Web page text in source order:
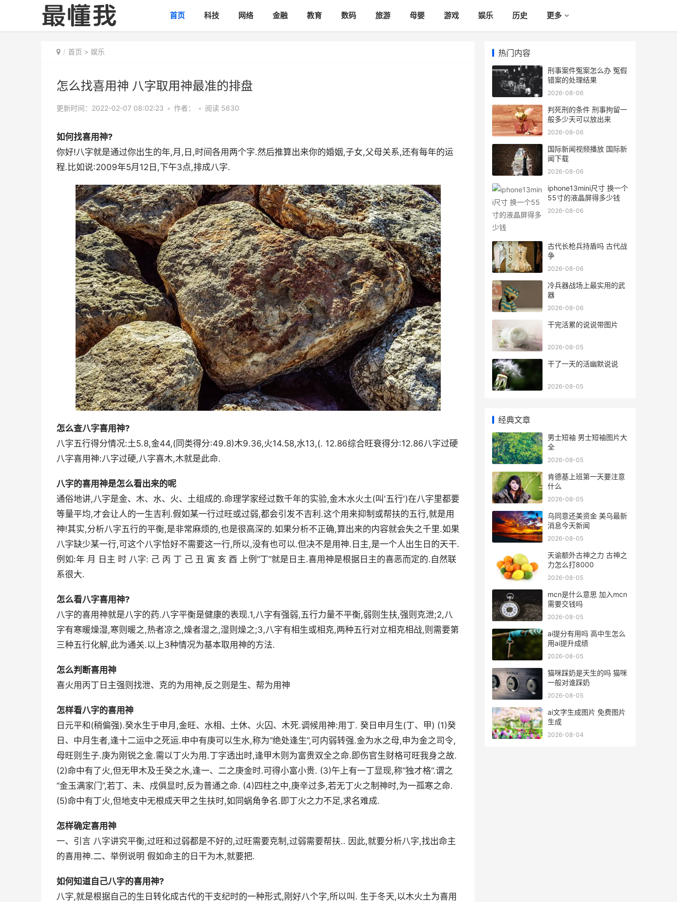
首页 科技 网络 金融 教育 数码 旅游 母婴 游戏 娱乐 历史 更多
首页 > 娱乐
怎么找喜用神 八字取用神最准的排盘
更新时间：2022-02-07 08:02:23 • 作者： • 阅读 5630
如何找喜用神?
你好!八字就是通过你出生的年,月,日,时间各用两个字.然后推算出来你的婚姻,子女,父母关系,还有每年的运
程.比如说:2009年5月12日,下午3点,排成八字.
怎么查八字喜用神?
八字五行得分情况:土5.8,金44,(同类得分:49.8)木9.36,火14.58,水13,(. 12.86综合旺衰得分:12.86八字过硬
八字喜用神:八字过硬,八字喜木,木就是此命.
八字的喜用神是怎么看出来的呢
通俗地讲,八字是金、木、水、火、土组成的.命理学家经过数千年的实验,金木水火土(叫'五行')在八字里都要
等量平均,才会让人的一生吉利.假如某一行过旺或过弱,都会引发不吉利.这个用来抑制或帮扶的五行,就是用
神!其实,分析八字五行的平衡,是非常麻烦的,也是很高深的.如果分析不正确,算出来的内容就会失之千里.如果
八字缺少某一行,可这个八字恰好不需要这一行,所以,没有也可以.但决不是用神.日主,是一个人出生日的天干.
例如:年 月 日主 时 八字: 己 丙 丁 己 丑 寅 亥 酉 上例“丁”就是日主.喜用神是根据日主的喜恶而定的.自然联
系很大.
怎么看八字喜用神?
八字的喜用神就是八字的药.八字平衡是健康的表现.1,八字有强弱,五行力量不平衡,弱则生扶,强则克泄;2,八
字有寒暖燥湿,寒则暖之,热者凉之,燥者湿之,湿则燥之;3,八字有相生或相克,两种五行对立相克相战,则需要第
三种五行化解,此为通关.以上3种情况为基本取用神的方法.
怎么判断喜用神
喜火用丙丁日主强则找泄、克的为用神,反之则是生、帮为用神
怎样看八字的喜用神
日元平和(稍偏强).癸水生于申月,金旺、水相、土休、火囚、木死.调候用神:用丁. 癸日申月生(丁、甲) (1)癸
日、中月生者,逢十二运中之死运.申中有庚可以生水,称为“绝处逢生”,可内弱转强.金为水之母,申为金之司令,
母旺则生子.庚为刚锐之金.需以丁火为用.丁字透出时,逢甲木则为富贵双全之命.即伤官生财格可旺我身之故.
(2)命中有了火,但无甲木及壬癸之水,逢一、二之庚金时.可得小富小贵. (3)午上有一丁显现,称“独才格”.谓之
“金玉满家门”,若丁、未、戌俱显时,反为普通之命. (4)四柱之中,庚辛过多,若无丁火之制神时,为一孤寒之命.
(5)命中有丁火,但地支中无根成天甲之生扶时,如同蜗角争名.即丁火之力不足,求名难成.
怎样确定喜用神
一、引言 八字讲究平衡,过旺和过弱都是不好的,过旺需要克制,过弱需要帮扶.. 因此,就要分析八字,找出命主
的喜用神.二、举例说明 假如命主的日干为木,就要把.
如何知道自己八字的喜用神?
八字,就是根据自己的生日转化成古代的干支纪时的一种形式,刚好八个字,所以叫. 生于冬天,以木火土为喜用
热门内容
刑事案件冤案怎么办 冤假
错案的处理结果
2026-08-06
判死刑的条件 刑事拘留一
般多少天可以放出来
2026-08-06
国际新闻视频播放 国际新
闻下载
2026-08-06
iphone13mini尺寸 换一个
55寸的液晶屏得多少钱
2026-08-06
古代长枪兵持盾吗 古代战
争
2026-08-06
冷兵器战场上最实用的武
器
2026-08-06
干完活累的说说带图片
2026-08-05
干了一天的活幽默说说
2026-08-05
经典文章
男士短袖 男士短袖图片大
全
2026-08-05
肯德基上班第一天要注意
什么
2026-08-05
乌同意还美资金 美乌最新
消息今天新闻
2026-08-05
天谕额外古神之力 古神之
力怎么打8000
2026-08-05
mcn是什么意思 加入mcn
需要交钱吗
2026-08-05
ai提分有用吗 高中生怎么
用ai提升成绩
2026-08-05
猫咪踩奶是天生的吗 猫咪
一般对谁踩奶
2026-08-05
ai文字生成图片 免费图片
生成
2026-08-04